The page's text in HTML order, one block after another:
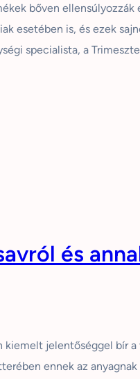
bőven ellensúlyozzák
esetében is, és ezek
specialista, a
és
jelentőséggel bír a
ennek az